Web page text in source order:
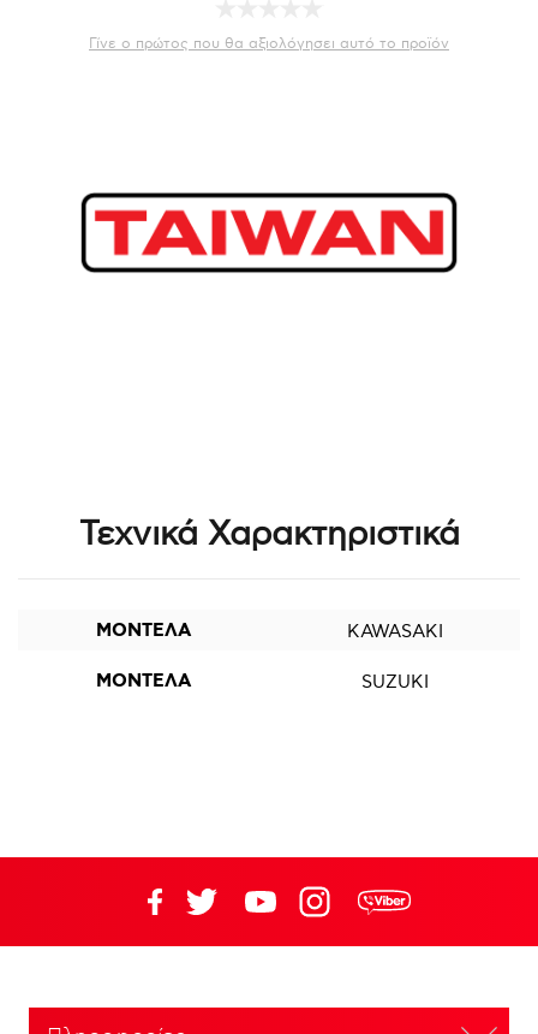
Γίνε ο πρώτος που θα αξιολόγησει αυτό το προϊόν
Τεχνικά Χαρακτηριστικά
ΜΟΝΤΕΛΑ KAWASAKI
ΜΟΝΤΕΛΑ SUZUKI